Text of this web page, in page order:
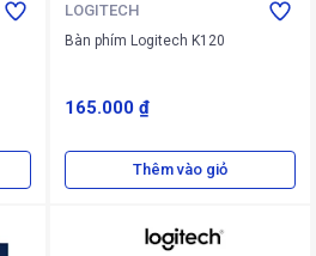
LOGITECH
Bàn phím Logitech K120
165.000 ₫
Thêm vào giỏ